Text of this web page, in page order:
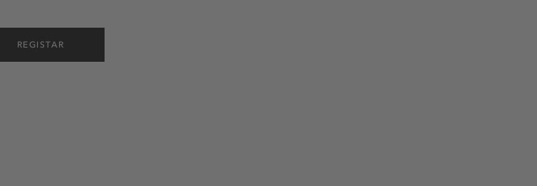
REGISTAR